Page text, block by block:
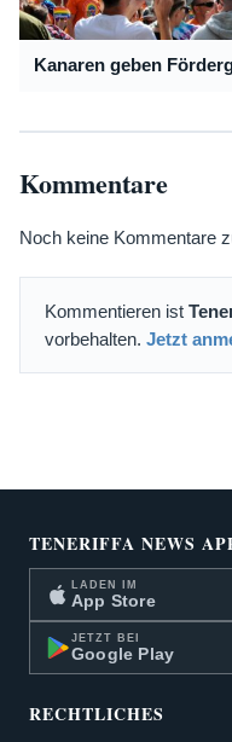
Kanaren geben
Kommentare
Noch keine Kommentare
Kommentieren ist
vorbehalten. Jetzt
TENERIFFA NEWS
LADEN IM
App Store
JETZT BEI
Google Play
RECHTLICHES